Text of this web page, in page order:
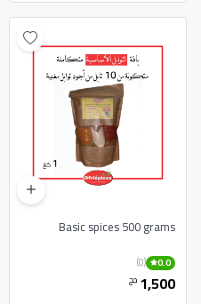
Basic spices 500 grams
0.0
(0)
1,500 دج